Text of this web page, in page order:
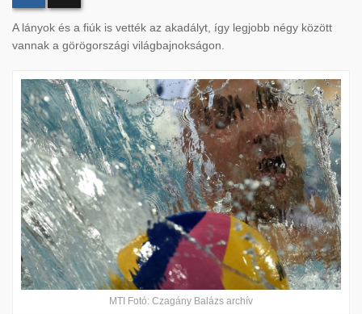
A lányok és a fiúk is vették az akadályt, így legjobb négy között
vannak a görögországi világbajnokságon.
MTI Fotó: Czagány Balázs archív